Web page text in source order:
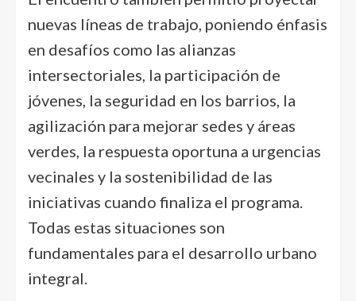
nuevas líneas de trabajo, poniendo énfasis
en desafíos como las alianzas
intersectoriales, la participación de
jóvenes, la seguridad en los barrios, la
agilización para mejorar sedes y áreas
verdes, la respuesta oportuna a urgencias
vecinales y la sostenibilidad de las
iniciativas cuando finaliza el programa.
Todas estas situaciones son
fundamentales para el desarrollo urbano
integral.